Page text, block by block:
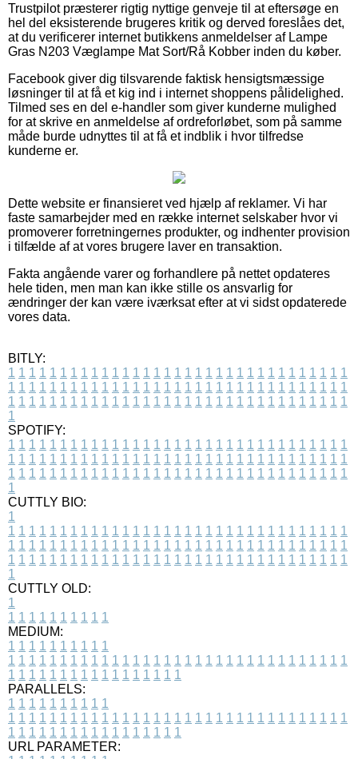
Trustpilot præsterer rigtig nyttige genveje til at eftersøge en
hel del eksisterende brugeres kritik og derved foreslåes det,
at du verificerer internet butikkens anmeldelser af Lampe
Gras N203 Væglampe Mat Sort/Rå Kobber inden du køber.
Facebook giver dig tilsvarende faktisk hensigtsmæssige
løsninger til at få et kig ind i internet shoppens pålidelighed.
Tilmed ses en del e-handler som giver kunderne mulighed
for at skrive en anmeldelse af ordreforløbet, som på samme
måde burde udnyttes til at få et indblik i hvor tilfredse
kunderne er.
Dette website er finansieret ved hjælp af reklamer. Vi har
faste samarbejder med en række internet selskaber hvor vi
promoverer forretningernes produkter, og indhenter provision
i tilfælde af at vores brugere laver en transaktion.
Fakta angående varer og forhandlere på nettet opdateres
hele tiden, men man kan ikke stille os ansvarlig for
ændringer der kan være iværksat efter at vi sidst opdaterede
vores data.
BITLY:
1 1 1 1 1 1 1 1 1 1 1 1 1 1 1 1 1 1 1 1 1 1 1 1 1 1 1 1 1 1 1 1 1
1 1 1 1 1 1 1 1 1 1 1 1 1 1 1 1 1 1 1 1 1 1 1 1 1 1 1 1 1 1 1 1 1
1 1 1 1 1 1 1 1 1 1 1 1 1 1 1 1 1 1 1 1 1 1 1 1 1 1 1 1 1 1 1 1 1
1
SPOTIFY:
1 1 1 1 1 1 1 1 1 1 1 1 1 1 1 1 1 1 1 1 1 1 1 1 1 1 1 1 1 1 1 1 1
1 1 1 1 1 1 1 1 1 1 1 1 1 1 1 1 1 1 1 1 1 1 1 1 1 1 1 1 1 1 1 1 1
1 1 1 1 1 1 1 1 1 1 1 1 1 1 1 1 1 1 1 1 1 1 1 1 1 1 1 1 1 1 1 1 1
1
CUTTLY BIO:
1
1 1 1 1 1 1 1 1 1 1 1 1 1 1 1 1 1 1 1 1 1 1 1 1 1 1 1 1 1 1 1 1 1
1 1 1 1 1 1 1 1 1 1 1 1 1 1 1 1 1 1 1 1 1 1 1 1 1 1 1 1 1 1 1 1 1
1 1 1 1 1 1 1 1 1 1 1 1 1 1 1 1 1 1 1 1 1 1 1 1 1 1 1 1 1 1 1 1 1
1
CUTTLY OLD:
1
1 1 1 1 1 1 1 1 1 1
MEDIUM:
1 1 1 1 1 1 1 1 1 1
1 1 1 1 1 1 1 1 1 1 1 1 1 1 1 1 1 1 1 1 1 1 1 1 1 1 1 1 1 1 1 1 1
1 1 1 1 1 1 1 1 1 1 1 1 1 1 1 1 1
PARALLELS:
1 1 1 1 1 1 1 1 1 1
1 1 1 1 1 1 1 1 1 1 1 1 1 1 1 1 1 1 1 1 1 1 1 1 1 1 1 1 1 1 1 1 1
1 1 1 1 1 1 1 1 1 1 1 1 1 1 1 1 1
URL PARAMETER: